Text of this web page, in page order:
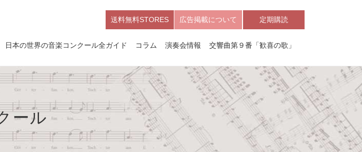
送料無料STORES 広告掲載について 定期購読
日本の世界の音楽コンクール全ガイド コラム 演奏会情報 交響曲第９番「歓喜の歌」
ール